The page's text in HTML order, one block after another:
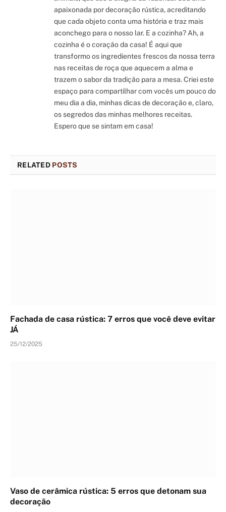
apaixonada por decoração rústica, acreditando
que cada objeto conta uma história e traz mais
aconchego para o nosso lar. E a cozinha? Ah, a
cozinha é o coração da casa! É aqui que
transformo os ingredientes frescos da nossa terra
nas receitas de roça que aquecem a alma e
trazem o sabor da tradição para a mesa. Criei este
espaço para compartilhar com vocês um pouco do
meu dia a dia, minhas dicas de decoração e, claro,
os segredos das minhas melhores receitas.
Espero que se sintam em casa!
RELATED POSTS
Fachada de casa rústica: 7 erros que você deve evitar
JÁ
25/12/2025
Vaso de cerâmica rústica: 5 erros que detonam sua
decoração